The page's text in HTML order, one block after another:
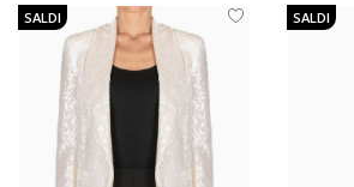
SALDI SALDI